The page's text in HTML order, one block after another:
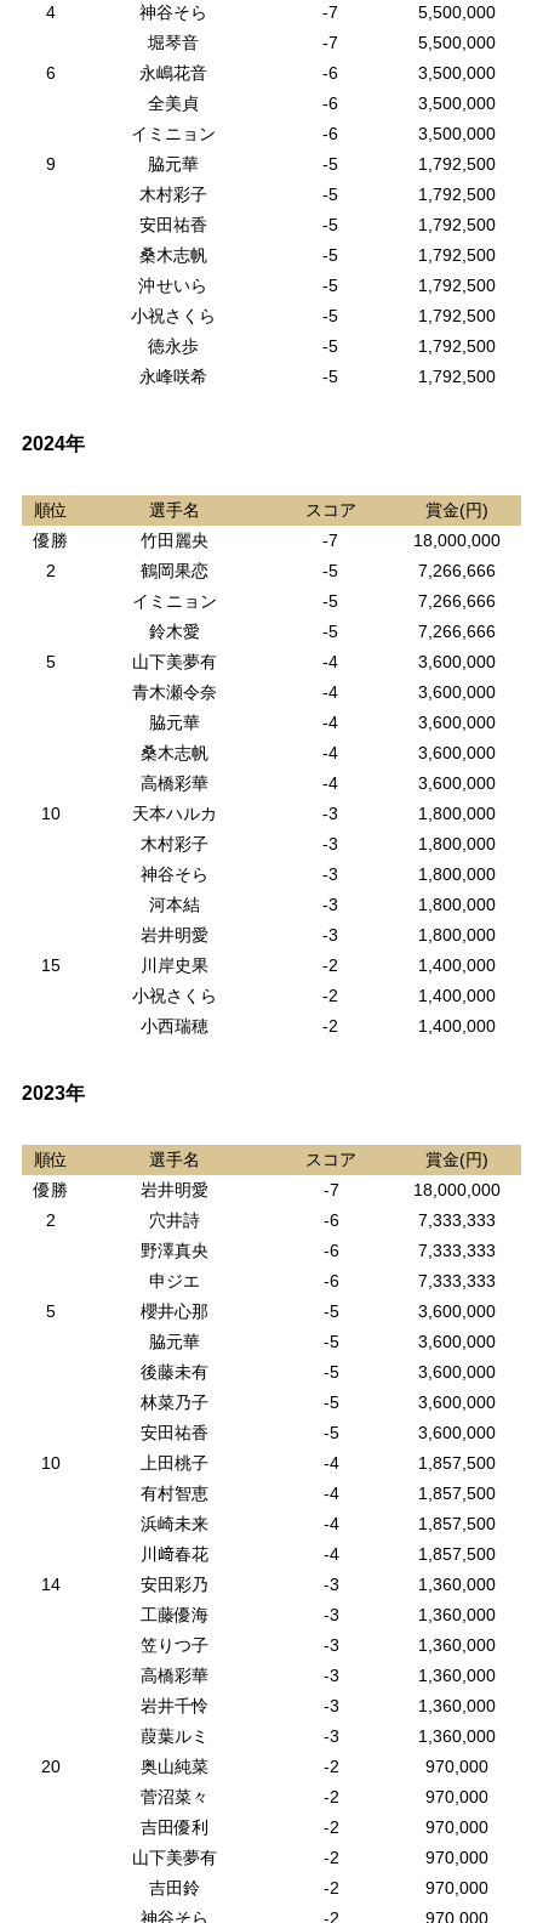
4
神谷そら -7
5,500,000
堀琴音
-7
5,500,000
6
永嶋花音 -6
3,500,000
全美貞
-6
3,500,000
イミニョン
-6
3,500,000
9
脇元華 -5
1,792,500
木村彩子
-5
1,792,500
安田祐香
-5
1,792,500
桑木志帆
-5
1,792,500
沖せいら
-5
1,792,500
小祝さくら
-5
1,792,500
徳永歩
-5
1,792,500
永峰咲希
-5 1,792,500
2024年
順位 選手名 スコア
賞金(円)
優勝
竹田麗央 -7
18,000,000
2
鶴岡果恋 -5
7,266,666
イミニョン
-5
7,266,666
鈴木愛
-5
7,266,666
5
山下美夢有 -4
3,600,000
青木瀬令奈
-4
3,600,000
脇元華
-4
3,600,000
桑木志帆
-4
3,600,000
高橋彩華
-4
3,600,000
10
天本ハルカ -3
1,800,000
木村彩子
-3
1,800,000
神谷そら
-3
1,800,000
河本結
-3
1,800,000
岩井明愛
-3
1,800,000
15
川岸史果 -2
1,400,000
小祝さくら
-2
1,400,000
小西瑞穂
-2 1,400,000
2023年
順位 選手名 スコア
賞金(円)
優勝
岩井明愛 -7
18,000,000
2
穴井詩 -6
7,333,333
野澤真央
-6
7,333,333
申ジエ
-6
7,333,333
5
櫻井心那 -5
3,600,000
脇元華
-5
3,600,000
後藤未有
-5
3,600,000
林菜乃子
-5
3,600,000
安田祐香
-5
3,600,000
10
上田桃子 -4
1,857,500
有村智恵
-4
1,857,500
浜崎未来
-4
1,857,500
川﨑春花
-4
1,857,500
14
安田彩乃 -3
1,360,000
工藤優海
-3
1,360,000
笠りつ子
-3
1,360,000
高橋彩華
-3
1,360,000
岩井千怜
-3
1,360,000
葭葉ルミ
-3
1,360,000
20
奥山純菜 -2
970,000
菅沼菜々
-2
970,000
吉田優利
-2
970,000
山下美夢有
-2
970,000
吉田鈴
-2
970,000
神谷そら
-2 970,000